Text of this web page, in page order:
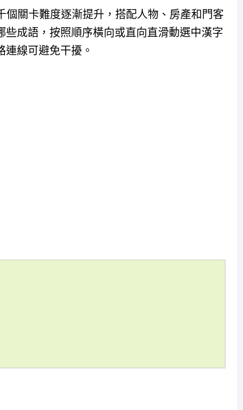
關卡難度逐漸提升，搭配人物、房產和門客
成語，按照順序橫向或直向直滑動選中漢字
線可避免干擾。